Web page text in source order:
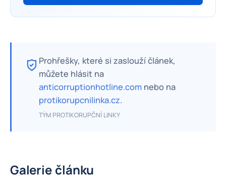
Prohřešky, které si zaslouží článek,
můžete hlásit na
anticorruptionhotline.com nebo na
protikorupcnilinka.cz.
TÝM PROTIKORUPČNÍ LINKY
Galerie článku